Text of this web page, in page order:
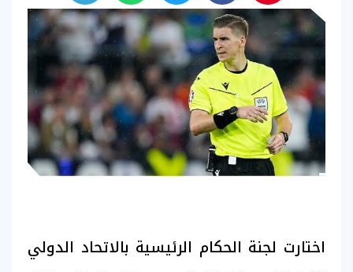
اختارت لجنة الحكام الرئيسية بالاتحاد الدولي